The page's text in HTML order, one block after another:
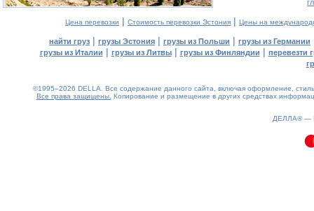
Цена перевозки | Стоимость перевозки Эстония | Цены на
найти груз | грузы Эстония | грузы из Польши | грузы из Германии
грузы из Италии | грузы из Литвы| грузы из Финляндии | перевезти
©1995–2026 DELLA. Все содержание данного сайта, включая оформление,
Все права защищены. Копирование и размещение в других средствах
ДЕЛЛА® —